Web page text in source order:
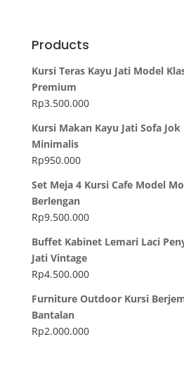
Products
Kursi Teras Kayu Jati Model
Premium
Rp3.500.000
Kursi Makan Kayu Jati Sofa
Minimalis
Rp950.000
Set Meja 4 Kursi Cafe Model
Berlengan
Rp9.500.000
Buffet Kabinet Lemari Laci
Jati Vintage
Rp4.500.000
Furniture Outdoor Kursi
Bantalan
Rp2.000.000